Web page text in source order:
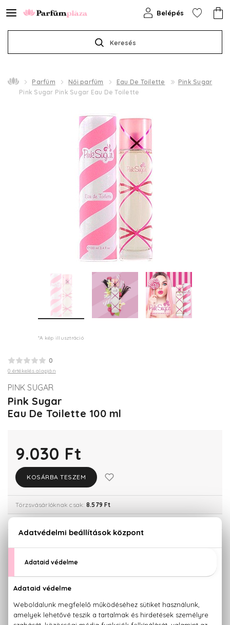
Keresés
Belépés
Parfüm Női parfüm Eau De Toilette
Pink Sugar
Pink Sugar Pink Sugar Eau De Toilette
*A kép illusztráció
0
0 értékelés alapján
PINK SUGAR
Pink Sugar
Eau De Toilette 100 ml
9.030 Ft
KOSÁRBA TESZEM
Törzsvásárlóknak csak: 8.579 Ft
KISZERELÉS KIVÁLASZTÁSA
Teszter 100 ml
50 ml
9.030 Ft